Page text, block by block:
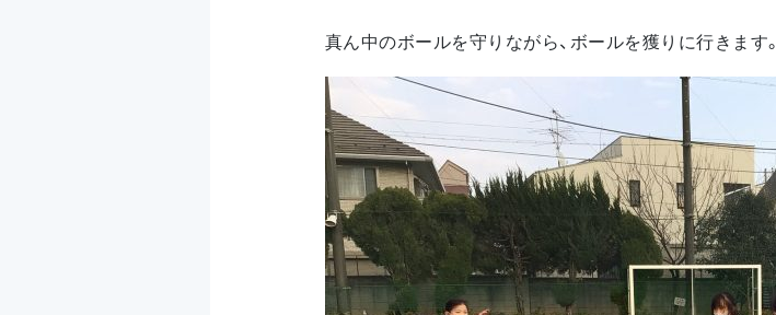
真ん中のボールを守りながら、ボールを獲りに行きます。